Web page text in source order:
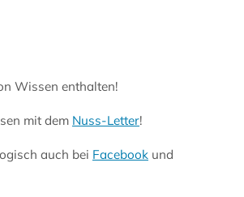
Wissen enthalten!
mit dem Nuss-Letter!
auch bei Facebook und